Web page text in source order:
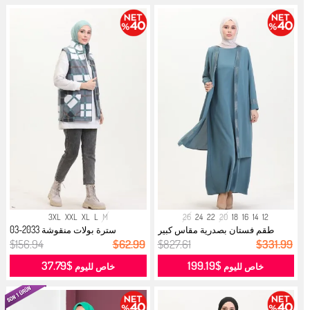
12
14
16
18
20
22
24
26
طقم فستان بصدرية مقاس كبير
6140-02 ...
$827.61 $331.99
خاص لليوم $199.19
M
L
XL
XXL
3XL
سترة بولات منقوشة 2033-03
خضراء...
$156.94 $62.99
خاص لليوم$37.79